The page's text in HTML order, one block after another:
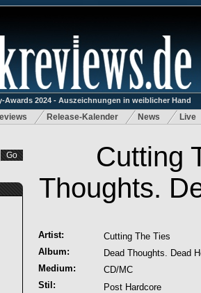
Awards 2024 - Auszeichnungen in weiblicher Hand
Release-Kalender News Live
Cutting
Thoughts.
Artist:
Cutting The Ties
Album:
Dead Thoughts. Dead
Medium:
CD/MC
Stil:
Post Hardcore